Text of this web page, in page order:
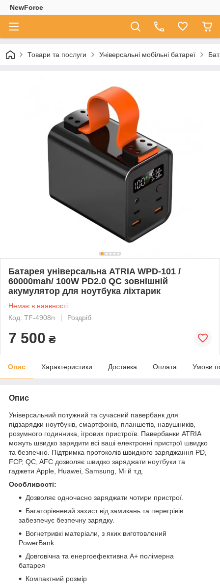
NewForce
Товари та послуги Універсальні мобільні батареї
Батарея універсальна ATRIA WPD-101 /
60000mah/ 100W PD2.0 QC зовнішній
акумулятор для ноутбука ліхтарик
Немає в наявності
Код: TF-4908n
Роздріб
7 500 ₴
Опис Характеристики Доставка Оплата Умови
Опис
Універсальний потужний та сучасний павербанк для
підзарядки ноутбуків, смартфонів, планшетів, навушників,
розумного годинника, ігрових пристроїв. Павербанки ATRIA
можуть швидко зарядити всі ваші електронні пристрої швидко
та безпечно. Підтримка протоколів швидкого заряджання PD,
FCP, QC, AFC дозволяє швидко заряджати ноутбуки та
гаджети Apple, Huawei, Samsung, Mi й т.д.
Особливості:
Дозволяє одночасно заряджати чотири пристрої.
Багаторівневий захист від замикань та перегрівів
забезпечує безпечну зарядку.
Вогнетривкі матеріали, з яких виготовлений
PowerBank.
Довговічна та енергоефективна A+ полімерна
батарея
Компактний розмір